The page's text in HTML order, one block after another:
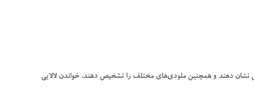
نشان دهند و همچنین ملودی‌های مختلف را تشخیص دهند، خواندن لالایی